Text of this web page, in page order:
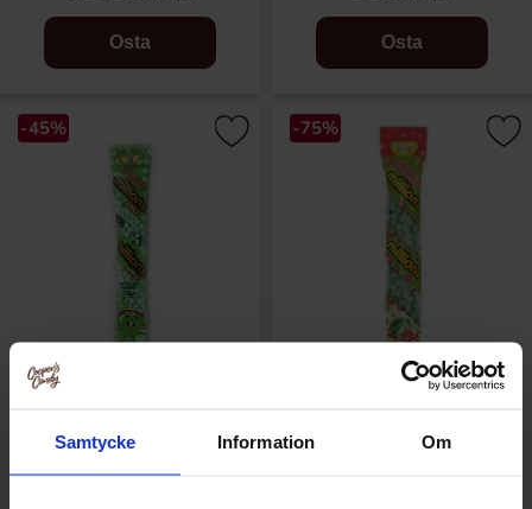
Samtycke Information Om
Osta Osta
-45% -75%
55g(BF:2026-02-28)